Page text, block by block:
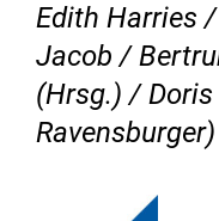
Edith Harries
Jacob /
(Hrsg.) / Doris
Ravensburger)